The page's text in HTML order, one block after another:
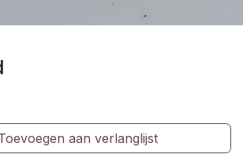
aan verlanglijst